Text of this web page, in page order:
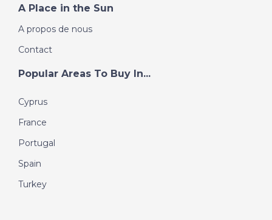
A Place in the Sun
A propos de nous
Contact
Popular Areas To Buy In...
Cyprus
France
Portugal
Spain
Turkey